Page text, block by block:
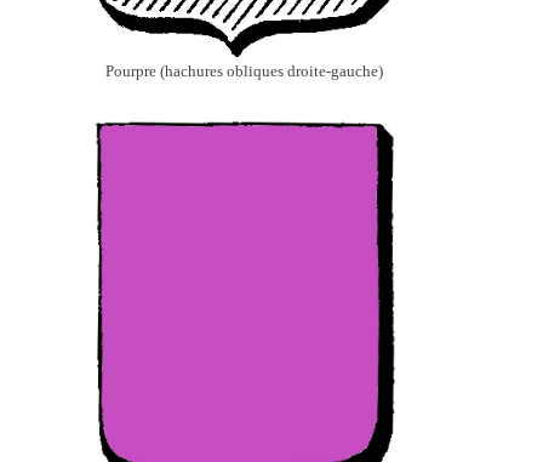
Pourpre (hachures obliques droite-gauche)